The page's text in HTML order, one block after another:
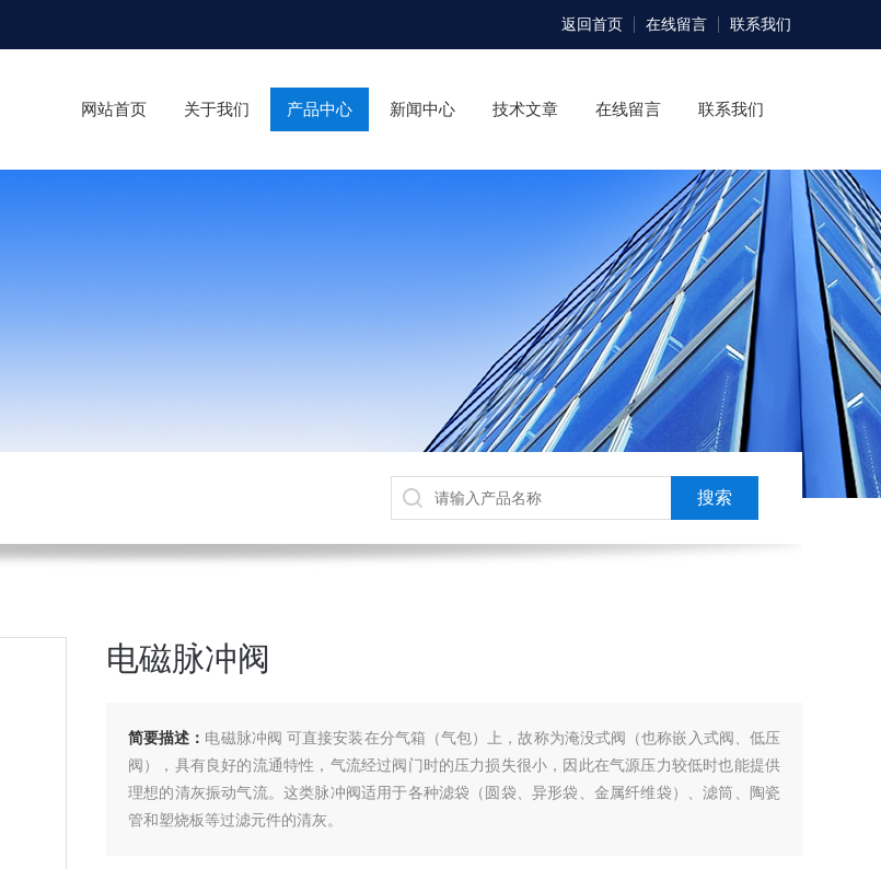
返回首页 在线留言 联系我们
网站首页 关于我们 产品中心 新闻中心 技术文章 在线留言 联系我们
电磁脉冲阀
简要描述： 电磁脉冲阀 可直接安装在分气箱（气包）上，故称为淹没式阀（也称嵌入式阀、低压
阀），具有良好的流通特性，气流经过阀门时的压力损失很小，因此在气源压力较低时也能提供
理想的清灰振动气流。这类脉冲阀适用于各种滤袋（圆袋、异形袋、金属纤维袋）、滤筒、陶瓷
管和塑烧板等过滤元件的清灰。